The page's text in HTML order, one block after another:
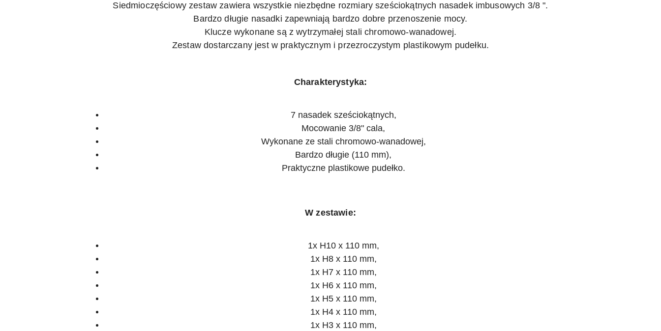
Siedmioczęściowy zestaw zawiera wszystkie niezbędne rozmiary sześciokątnych nasadek imbusowych 3/8 ".
Bardzo długie nasadki zapewniają bardzo dobre przenoszenie mocy.
Klucze wykonane są z wytrzymałej stali chromowo-wanadowej.
Zestaw dostarczany jest w praktycznym i przezroczystym plastikowym pudełku.
Charakterystyka:
7 nasadek sześciokątnych,
Mocowanie 3/8" cala,
Wykonane ze stali chromowo-wanadowej,
Bardzo długie (110 mm),
Praktyczne plastikowe pudełko.
W zestawie:
1x H10 x 110 mm,
1x H8 x 110 mm,
1x H7 x 110 mm,
1x H6 x 110 mm,
1x H5 x 110 mm,
1x H4 x 110 mm,
1x H3 x 110 mm,